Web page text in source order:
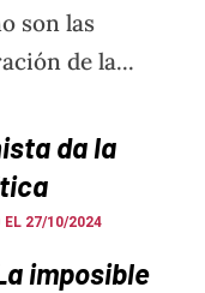
son las
de la...
da la
EL 27/10/2024
imposible